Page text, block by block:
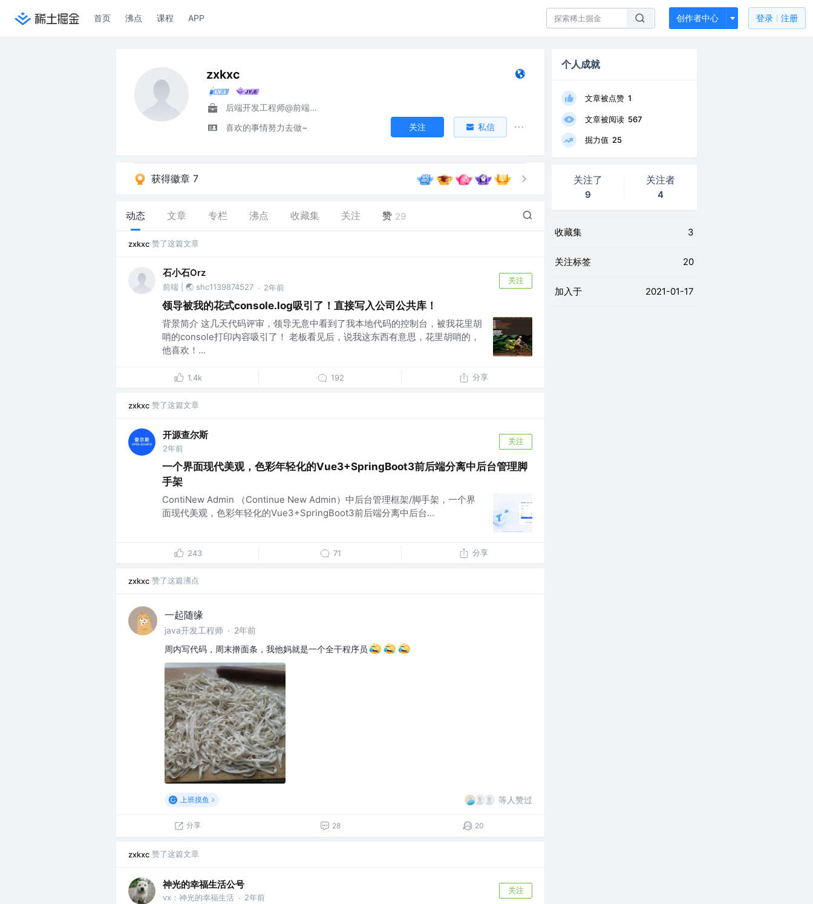
首页 沸点 课程 APP 创作者中心 登录 注册
zxkxc
后端开发工程师@前端也会点～
喜欢的事情努力去做~
关注 私信
获得徽章 7
动态 文章 专栏 沸点 收藏集 关注 赞 29
zxkxc 赞了这篇文章
石小石Orz
前端 | 🌏 shc1139874527 · 2年前
关注
领导被我的花式console.log吸引了！直接写入公司公共库！
背景简介 这几天代码评审，领导无意中看到了我本地代码的控制台，被我花里胡
哨的console打印内容吸引了！ 老板看见后，说我这东西有意思，花里胡哨的，
他喜欢！...
1.4k 192 分享
zxkxc 赞了这篇文章
开源查尔斯
2年前
关注
一个界面现代美观，色彩年轻化的Vue3+SpringBoot3前后端分离中后台管理脚
手架
ContiNew Admin （Continue New Admin）中后台管理框架/脚手架，一个界
面现代美观，色彩年轻化的Vue3+SpringBoot3前后端分离中后台...
243 71 分享
zxkxc 赞了这篇沸点
一起随缘
java开发工程师 · 2年前
周内写代码，周末擀面条，我他妈就是一个全干程序员
上班摸鱼 等人赞过
分享 28 20
zxkxc 赞了这篇文章
神光的幸福生活公号
vx：神光的幸福生活 · 2年前
关注
个人成就
文章被点赞 1
文章被阅读 567
掘力值 25
关注了
9
关注者
4
收藏集 3
关注标签 20
加入于 2021-01-17